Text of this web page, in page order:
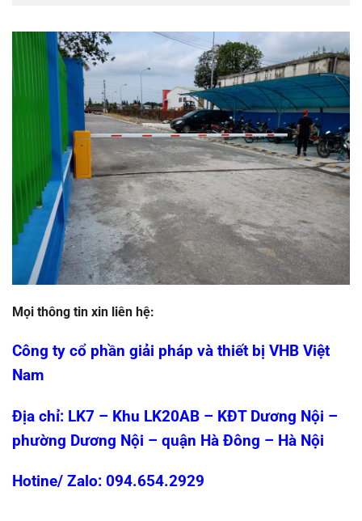
Mọi thông tin xin liên hệ:
Công ty cổ phần giải pháp và thiết bị VHB Việt
Nam
Địa chỉ: LK7 – Khu LK20AB – KĐT Dương Nội –
phường Dương Nội – quận Hà Đông – Hà Nội
Hotine/ Zalo: 094.654.2929